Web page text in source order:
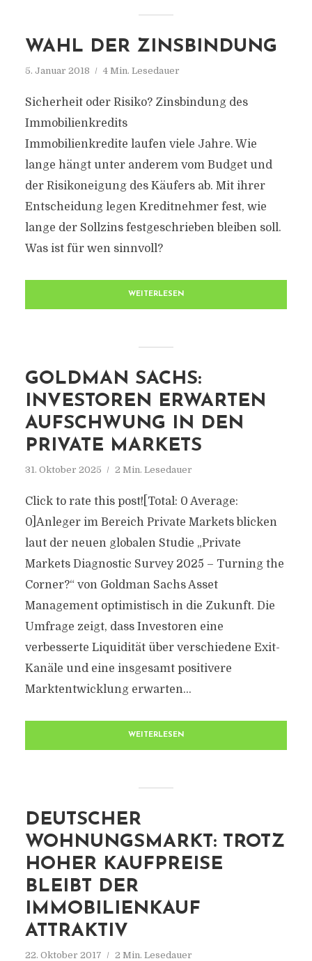
WAHL DER ZINSBINDUNG
5. Januar 2018 4 Min. Lesedauer
Sicherheit oder Risiko? Zinsbindung des
Immobilienkredits
Immobilienkredite laufen viele Jahre. Wie
lange hängt unter anderem vom Budget und
der Risikoneigung des Käufers ab. Mit ihrer
Entscheidung legen Kreditnehmer fest, wie
lange der Sollzins festgeschrieben bleiben soll.
Was ist für wen sinnvoll?
WEITERLESEN
GOLDMAN SACHS:
INVESTOREN ERWARTEN
AUFSCHWUNG IN DEN
PRIVATE MARKETS
31. Oktober 2025 2 Min. Lesedauer
Click to rate this post![Total: 0 Average:
0]Anleger im Bereich Private Markets blicken
laut der neuen globalen Studie „Private
Markets Diagnostic Survey 2025 – Turning the
Corner?“ von Goldman Sachs Asset
Management optimistisch in die Zukunft. Die
Umfrage zeigt, dass Investoren eine
verbesserte Liquidität über verschiedene Exit-
Kanäle und eine insgesamt positivere
Marktentwicklung erwarten...
WEITERLESEN
DEUTSCHER
WOHNUNGSMARKT: TROTZ
HOHER KAUFPREISE
BLEIBT DER
IMMOBILIENKAUF
ATTRAKTIV
22. Oktober 2017 2 Min. Lesedauer